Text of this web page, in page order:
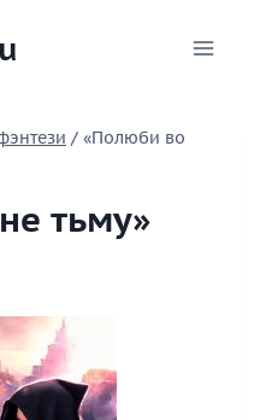
/ «Полюби во
тьму»